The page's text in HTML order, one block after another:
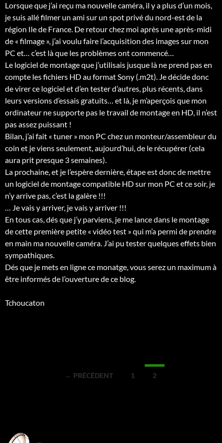
Lorsque que j’ai reçu ma nouvelle caméra, il y a plus d’un mois,
je suis allé filmer un ami sur un spot privé du nord-est de la
région Ile de France. De retour chez moi après une après-midi
de « filmage », j’ai voulu faire l’acquisition des images sur mon
PC et… c’est là que les problèmes ont commencé…
Le logiciel de montage que j’utilisais jusque là ne prend pas en
compte les fichiers HD au format Sony (.m2t). Je décide donc
de virer ce logiciel et d’en tester d’autres, plus récents, dans
leurs versions d’essais gratuits… et là, je m’aperçois que mon
ordinateur ne supporte pas le travail de montage en HD, il n’est
pas assez puissant !
Bilan, j’ai fait « tuner » mon PC chez un monteur/assembleur du
coin et je viens seulement, aujourd’hui, de le récupérer (cela
aura prit presque 3 semaines).
La prochaine, et je l’espère dernière, étape est donc de mettre
un logiciel de montage compatible HD sur mon PC et ce soir, je
n’y arrive pas, c’est la galère !!!
… Je vais y arriver, je vais y arriver !!!
En tous cas, dés que j’y parviens, je me lance dans le montage
de cette première petite « vidéo test » qui m’a permi de prendre
en main ma nouvelle caméra. J’ai pu tester quelques effets bien
sympathiques.
Dés que je mets en ligne ce monatge, vous serez un maximum à
être informés de l’ouverture de ce blog.
Tchoucaton
← PRÉCÉDENT 1 2